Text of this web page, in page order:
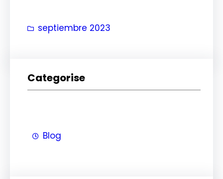
septiembre 2023
Categorise
Blog